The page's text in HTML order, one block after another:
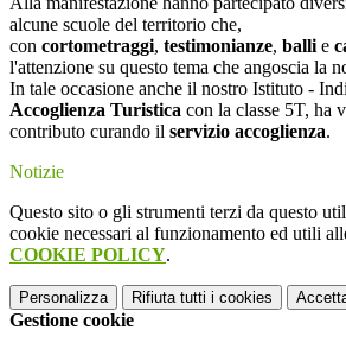
alcune scuole del territorio che,
con cortometraggi, testimonianze, balli e
l'attenzione su questo tema che angoscia la
In tale occasione anche il nostro Istituto -
Accoglienza Turistica con la classe 5T, ha
contributo curando il servizio accoglienza.
Notizie
Questo sito o gli strumenti terzi da questo
cookie necessari al funzionamento ed utili
COOKIE POLICY.
Personalizza Rifiuta tutti i cookies
Gestione cookie